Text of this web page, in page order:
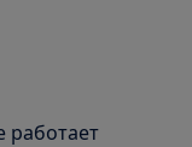
работает